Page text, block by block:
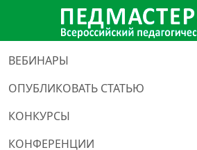
ВЕБИНАРЫ
ОПУБЛИКОВАТЬ СТАТЬЮ
КОНКУРСЫ
КОНФЕРЕНЦИИ